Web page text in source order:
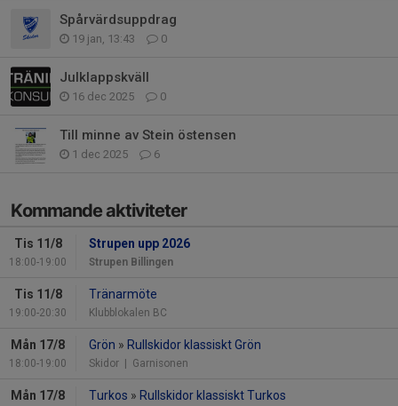
Spårvärdsuppdrag
19 jan, 13:43 0
Julklappskväll
16 dec 2025 0
Till minne av Stein östensen
1 dec 2025 6
Kommande aktiviteter
Tis 11/8
18:00-19:00
Strupen upp 2026
Strupen Billingen
Tis 11/8
19:00-20:30
Tränarmöte
Klubblokalen BC
Mån 17/8
18:00-19:00
Grön » Rullskidor klassiskt Grön
Skidor | Garnisonen
Mån 17/8 Turkos » Rullskidor klassiskt Turkos